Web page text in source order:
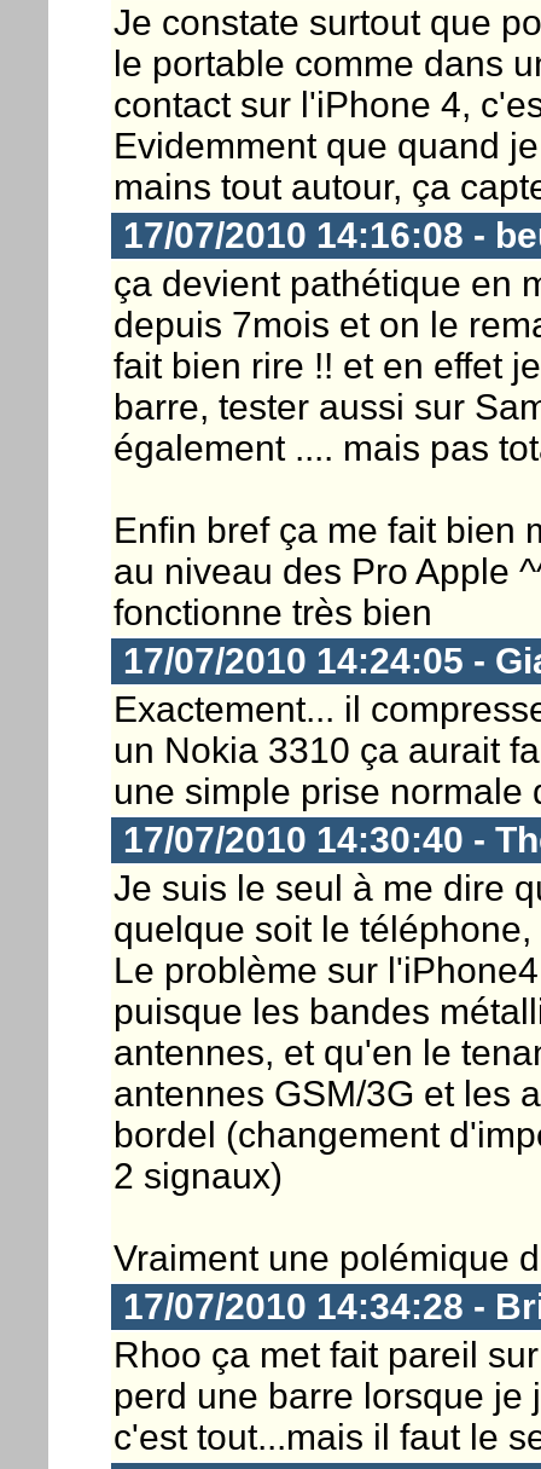
Je constate surtout que
le portable comme dans
contact sur l'iPhone 4,
Evidemment que quand
mains tout autour, ça
17/07/2010 14:16:08 -
ça devient pathétique en
depuis 7mois et on le
fait bien rire !! et en effet
barre, tester aussi sur
également .... mais pas
Enfin bref ça me fait bien
au niveau des Pro Apple
fonctionne très bien
17/07/2010 14:24:05 -
Exactement... il
un Nokia 3310 ça aurait
une simple prise normale
17/07/2010 14:30:40 -
Je suis le seul à me dire
quelque soit le
Le problème sur
puisque les bandes
antennes, et qu'en le
antennes GSM/3G et les
bordel (changement
2 signaux)
Vraiment une polémique
17/07/2010 14:34:28 -
Rhoo ça met fait pareil
perd une barre lorsque je
c'est tout...mais il faut le